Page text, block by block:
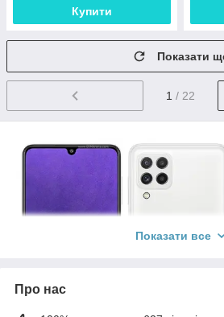
Купити
Показати
1 / 22
Показати все
Про нас